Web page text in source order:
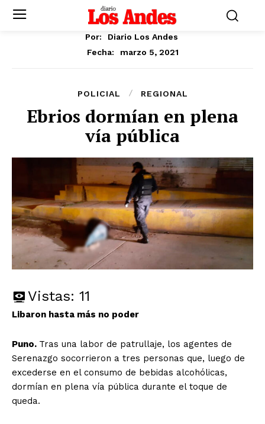
Por:
Diario Los Andes
Fecha:
marzo 5, 2021
POLICIAL REGIONAL
Ebrios dormían en plena
vía pública
Vistas: 11
Libaron hasta más no poder
Puno. Tras una labor de patrullaje, los agentes de
Serenazgo socorrieron a tres personas que, luego de
excederse en el consumo de bebidas alcohólicas,
dormían en plena vía pública durante el toque de
queda.